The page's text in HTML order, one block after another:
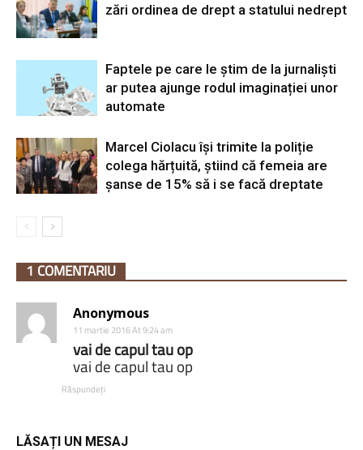
zări ordinea de drept a statului nedrept
Faptele pe care le știm de la jurnaliști
ar putea ajunge rodul imaginației unor
automate
Marcel Ciolacu își trimite la poliție
colega hărțuită, știind că femeia are
șanse de 15% să i se facă dreptate
1 COMENTARIU
Anonymous
11 martie 2016 At 9:24 am
vai de capul tau op
vai de capul tau op
Răspundeți
LĂSAȚI UN MESAJ